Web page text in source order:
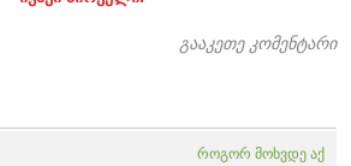
გააკეთე კომენტარი
როგორ მოხვდე აქ